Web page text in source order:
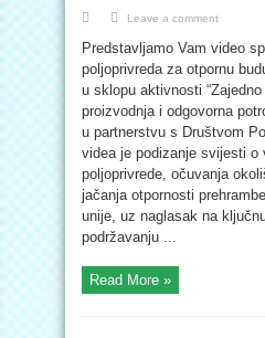
Leave a comment
Predstavljamo Vam video
poljoprivreda za otpornu
u sklopu aktivnosti
proizvodnja i odgovorna
u partnerstvu s Društvom
videa je podizanje svijesti o
poljoprivrede, očuvanja
jačanja otpornosti
unije, uz naglasak na
podržavanju ...
Read More »